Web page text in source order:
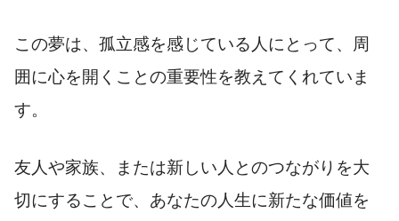
この夢は、孤立感を感じている人にとって、周
囲に心を開くことの重要性を教えてくれていま
す。
友人や家族、または新しい人とのつながりを大
切にすることで、あなたの人生に新たな価値を